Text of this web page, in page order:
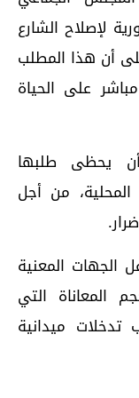
لإصلاح الشارع
أن هذا المطلب
على الحياة
يحظى طلبها
من أجل
الجهات المعنية
التي
ميدانية